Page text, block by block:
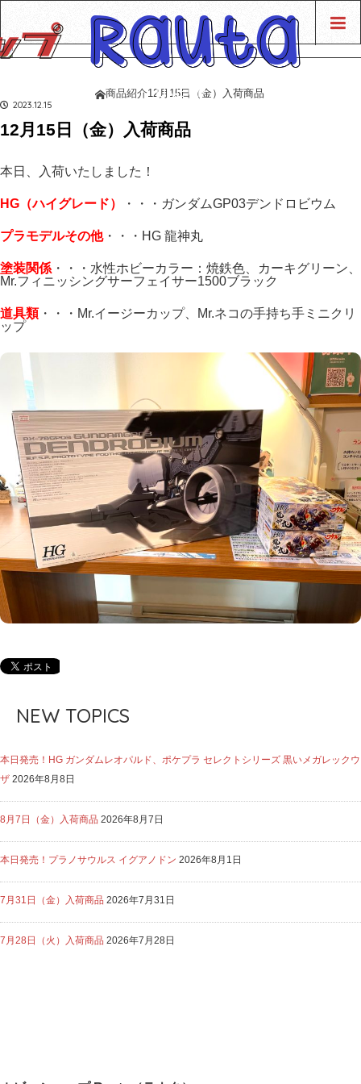
LINE UP
ホーム
商品紹介12月15日（金）入荷商品
2023.12.15
12月15日（金）入荷商品
本日、入荷いたしました！
HG（ハイグレード） ・・・ガンダムGP03デンドロビウム
プラモデルその他・・・HG 龍神丸
塗装関係 ・・・水性ホビーカラー：焼鉄色、カーキグリーン、
Mr.フィニッシングサーフェイサー1500ブラック
道具類・・・Mr.イージーカップ、Mr.ネコの手持ち手ミニクリ
ップ
NEW TOPICS
本日発売！HG ガンダムレオパルド、ポケプラ セレクトシリーズ 黒いメガレックウ
ザ 2026年8月8日
8月7日（金）入荷商品 2026年8月7日
本日発売！プラノサウルス イグアノドン 2026年8月1日
7月31日（金）入荷商品 2026年7月31日
7月28日（火）入荷商品 2026年7月28日